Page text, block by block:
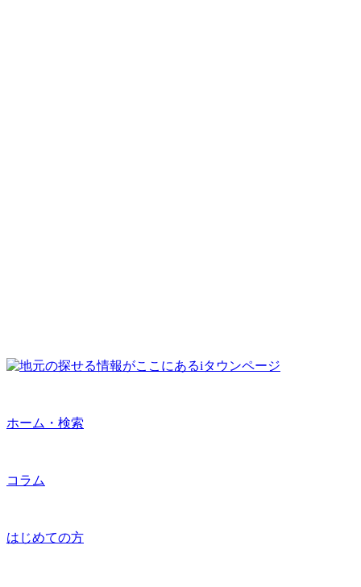
ホーム・検索
コラム
はじめての方